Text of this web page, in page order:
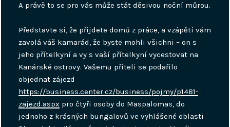
A právě to se pro vás může stát děsivou noční můrou.
Představte si, že přijdete domů z práce, a vzápětí vám
zavolá váš kamarád, že byste mohli všichni – on s
jeho přítelkyní a vy s vaší přítelkyní vycestovat na
Kanárské ostrovy. Vašemu příteli se podařilo
objednat zájezd
https://business.center.cz/business/pojmy/p1481-
zajezd.aspx pro čtyři osoby do Maspalomas, do
jednoho z krásných bungalovů ve vyhlášené oblasti